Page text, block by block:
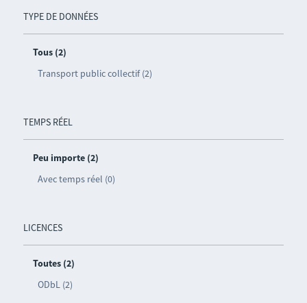
TYPE DE DONNÉES
Tous (2)
Transport public collectif (2)
TEMPS RÉEL
Peu importe (2)
Avec temps réel (0)
LICENCES
Toutes (2)
ODbL (2)